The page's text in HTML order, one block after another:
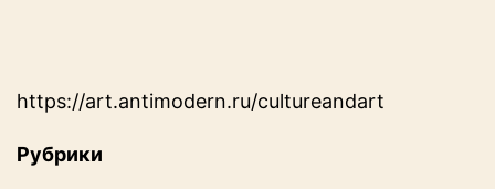
https://art.antimodern.ru/cultureandart
Рубрики